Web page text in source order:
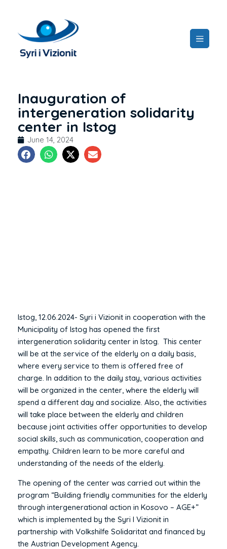
Inauguration of
intergeneration solidarity
center in Istog
June 14, 2024
Istog, 12.06.2024- Syri i Vizionit in cooperation with the
Municipality of Istog has opened the first
intergeneration solidarity center in Istog. This center
will be at the service of the elderly on a daily basis,
where every service to them is offered free of
charge. In addition to the daily stay, various activities
will be organized in the center, where the elderly will
spend a different day and socialize. Also, the activities
will take place between the elderly and children
because joint activities offer opportunities to develop
social skills, such as communication, cooperation and
empathy. Children learn to be more careful and
understanding of the needs of the elderly.
The opening of the center was carried out within the
program “Building friendly communities for the elderly
through intergenerational action in Kosovo – AGE+”
which is implemented by the Syri I Vizionit in
partnership with Volkshilfe Solidaritat and financed by
the Austrian Development Agency.